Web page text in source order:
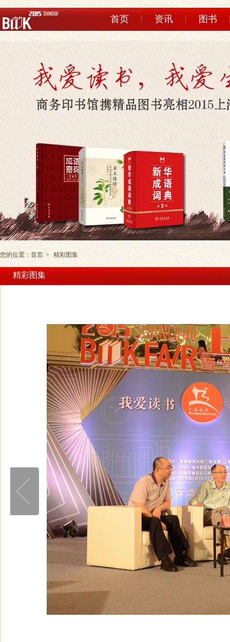
首页 资讯 图书
您的位置： 首页 > 精彩图集
精彩图集